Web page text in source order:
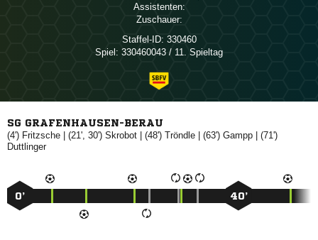
Assistenten:
Zuschauer:
Staffel-ID: 330460
Spiel: 330460043 / 11. Spieltag
SG GRAFENHAUSEN-BERAU
(4')  | (21', 30')  | (48')  | (63')  | (71')

0’ 40’